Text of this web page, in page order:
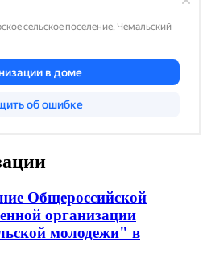
Общероссийской
организации
молодежи" в